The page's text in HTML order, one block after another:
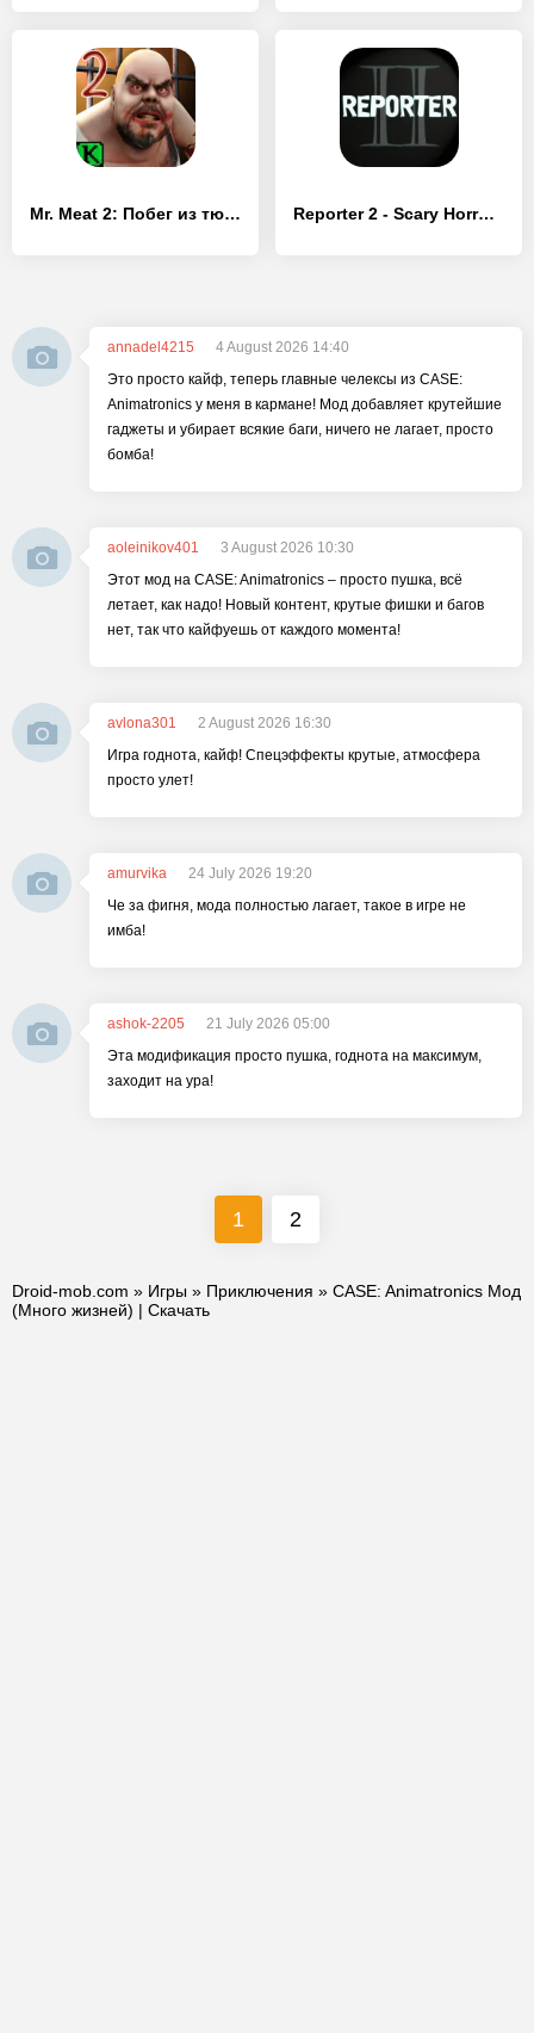
Mr. Meat 2: Побег из тюрьмы Reporter 2 - Scary Horror Game
annadel4215
4 August 2026 14:40
Это просто кайф, теперь главные челексы из CASE:
Animatronics у меня в кармане! Мод добавляет крутейшие
гаджеты и убирает всякие баги, ничего не лагает, просто
бомба!
aoleinikov401
3 August 2026 10:30
Этот мод на CASE: Animatronics – просто пушка, всё
летает, как надо! Новый контент, крутые фишки и багов
нет, так что кайфуешь от каждого момента!
avlona301
2 August 2026 16:30
Игра годнота, кайф! Спецэффекты крутые, атмосфера
просто улет!
amurvika
24 July 2026 19:20
Че за фигня, мода полностью лагает, такое в игре не
имба!
ashok-2205
21 July 2026 05:00
Эта модификация просто пушка, годнота на максимум,
заходит на ура!
1 2
Droid-mob.com » Игры » Приключения » CASE: Animatronics Мод
(Много жизней) | Скачать